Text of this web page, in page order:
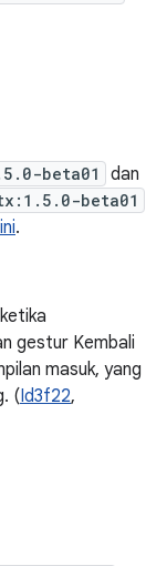
beta01 dan
beta01
.
gestur Kembali
masuk, yang
(Id3f22,